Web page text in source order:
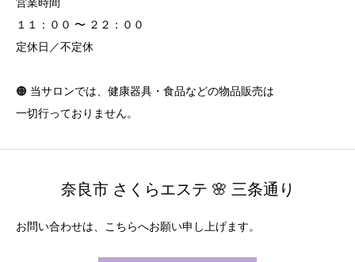
営業時間
１１：００ 〜 ２２：００
定休日／不定休
🟠 当サロンでは、健康器具・食品などの物品販売は
一切行っておりません。
奈良市 さくらエステ 🌸 三条通り
お問い合わせは、こちらへお願い申し上げます。